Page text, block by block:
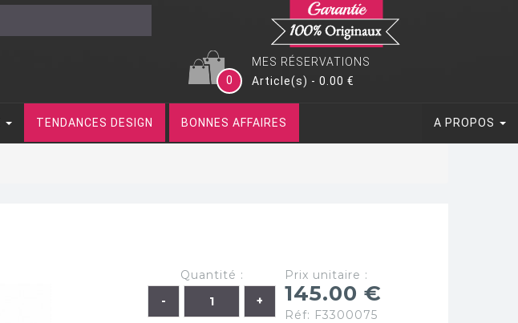
MES RÉSERVATIONS
0
Article(s) - 0.00 €
TENDANCES DESIGN BONNES AFFAIRES A PROPOS
Quantité : Prix unitaire :
145.00 €
Réf: F3300075